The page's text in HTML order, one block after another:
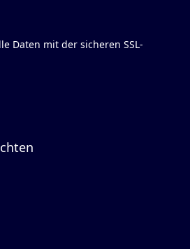
Daten mit der sicheren SSL-